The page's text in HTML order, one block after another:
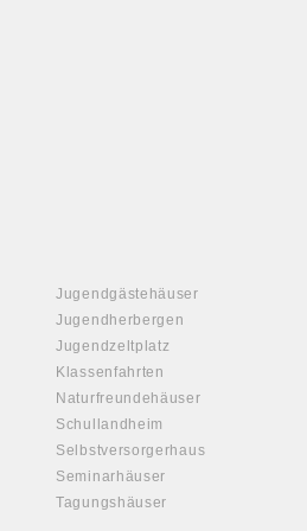
Jugendgästehäuser
Jugendherbergen
Jugendzeltplatz
Klassenfahrten
Naturfreundehäuser
Schullandheim
Selbstversorgerhaus
Seminarhäuser
Tagungshäuser